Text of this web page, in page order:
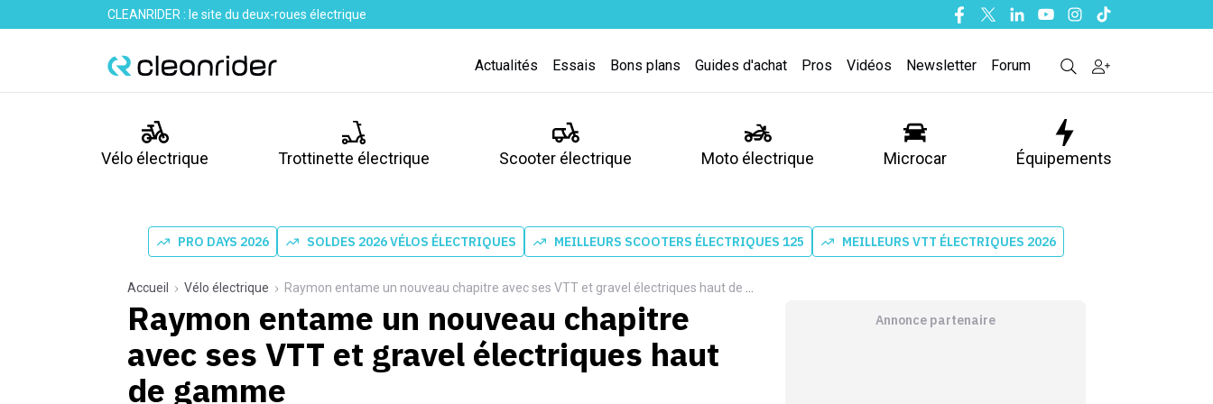
CLEANRIDER : le site du deux-roues électrique Facebook
TwitterLinkedinYoutubeInstagram
Tiktok
Actualités Essais Bons plans Guides d'achat Pros Vidéos Newsletter Forum
Vélo électrique Trottinette électrique Scooter électrique Moto électrique Microcar Équipements
PRO DAYS 2026 SOLDES 2026 VÉLOS ÉLECTRIQUES MEILLEURS SCOOTERS ÉLECTRIQUES 125 MEILLEURS VTT ÉLECTRIQUES 2026
Accueil Vélo électrique Raymon entame un nouveau chapitre avec ses VTT et gravel électriques haut de gamme
Raymon entame un nouveau chapitre
avec ses VTT et gravel électriques haut
de gamme
Annonce partenaire